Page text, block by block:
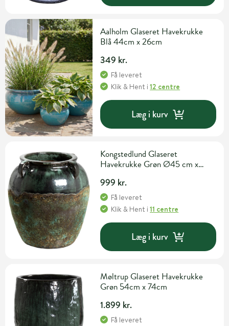
Aalholm Glaseret Havekrukke
Blå 44cm x 26cm
349 kr.
Få leveret
Klik & Hent i12 centre
Læg i kurv
Kongstedlund Glaseret
Havekrukke Grøn Ø45 cm x
999 kr.
Få leveret
Klik & Hent i11 centre
Læg i kurv
Møltrup Glaseret Havekrukke
Grøn 54cm x 74cm
1.899 kr.
Få leveret